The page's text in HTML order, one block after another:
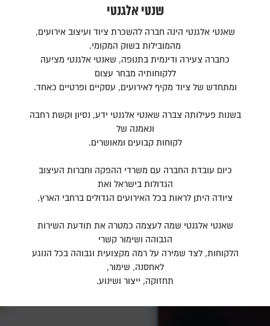
שנטי אלגנטי
שאנטי אלגנטי הינה חברה להשכרת ציוד ועיצוב אירועים,
מהמובילות בשוק המקומי.
כחברה צעירה ודינמית בתנופה, שאנטי אלגנטי מציעה
ללקוחותיה מבחר עצום
ומתחדש של ציוד מקיף לאירועים, עסקיים ופרטיים כאחד.
בשנות פעילותה צברה שאנטי אלגנטי ידע, נסיון וקשת רחבה
ונאמנה של
לקוחות קבועים ומאושרים.
כיום עובדת החברה עם משרדי ההפקה וחברות העיצוב
הגדולות בישראל ואת
ציודה היתן לראות בכל האירועים הגדולים ברחבי הארץ.
שאנטי אלגנטי שמה לעצמה כמטרה את תודעת השירות
הגבוהה ושימור קשרי
הלקוחות, לצד שמירה על רמה מקצועית וגבוהה בכל הנוגע
לאחסנה, שימור,
תחזוקה, ייצור ושינוע.